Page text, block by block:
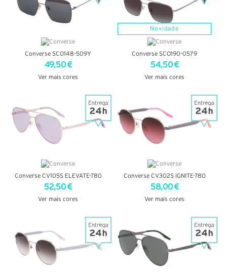
Converse SCO148-509Y
49,50 €
Ver mais cores
Novidade
Converse SCO190-0579
54,50 €
Ver mais cores
Converse CV105S ELEVATE-780
52,50 €
Ver mais cores
Converse CV302S IGNITE-780
58,00 €
Ver mais cores